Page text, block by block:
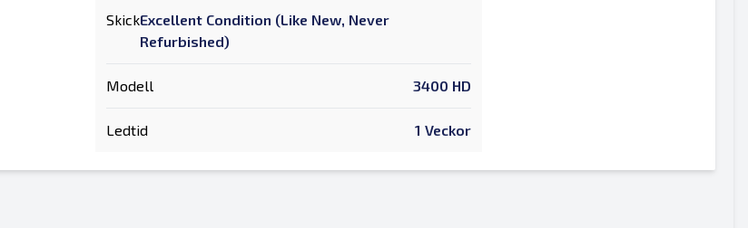
SkickExcellent Condition (Like New, Never
Refurbished)
Modell 3400 HD
Ledtid 1 Veckor